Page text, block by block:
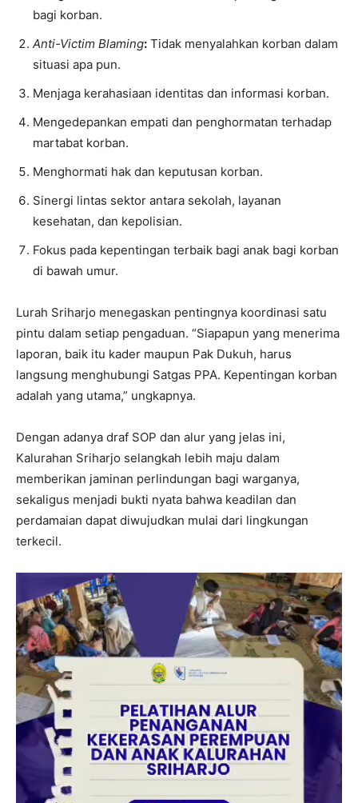
bagi korban.
Anti-Victim Blaming: Tidak menyalahkan korban dalam
situasi apa pun.
Menjaga kerahasiaan identitas dan informasi korban.
Mengedepankan empati dan penghormatan terhadap
martabat korban.
Menghormati hak dan keputusan korban.
Sinergi lintas sektor antara sekolah, layanan
kesehatan, dan kepolisian.
Fokus pada kepentingan terbaik bagi anak bagi korban
di bawah umur.
Lurah Sriharjo menegaskan pentingnya koordinasi satu
pintu dalam setiap pengaduan. “Siapapun yang menerima
laporan, baik itu kader maupun Pak Dukuh, harus
langsung menghubungi Satgas PPA. Kepentingan korban
adalah yang utama,” ungkapnya.
Dengan adanya draf SOP dan alur yang jelas ini,
Kalurahan Sriharjo selangkah lebih maju dalam
memberikan jaminan perlindungan bagi warganya,
sekaligus menjadi bukti nyata bahwa keadilan dan
perdamaian dapat diwujudkan mulai dari lingkungan
terkecil.